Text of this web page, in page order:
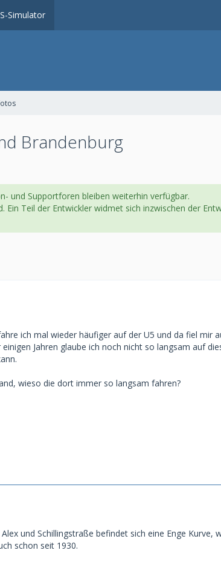
Simulator
Brandenburg
und Supportforen bleiben weiterhin verfügbar.
Teil der Entwickler widmet sich inzwischen der
ich mal wieder häufiger auf der U5 und da fiel mir
Jahren glaube ich noch nicht so langsam auf
wieso die dort immer so langsam fahren?
und Schillingstraße befindet sich eine Enge
schon seit 1930.